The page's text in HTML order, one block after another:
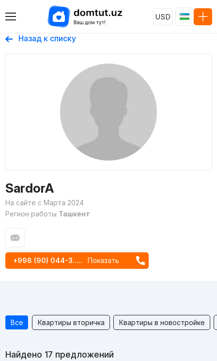
USD
Назад к списку
SardorA
На сайте с Марта 2024
Регион работы Ташкент
+998 (90) 044-3..... Показать
Все Квартиры вторичка Квартиры в новостройке
Найдено 17 предложений